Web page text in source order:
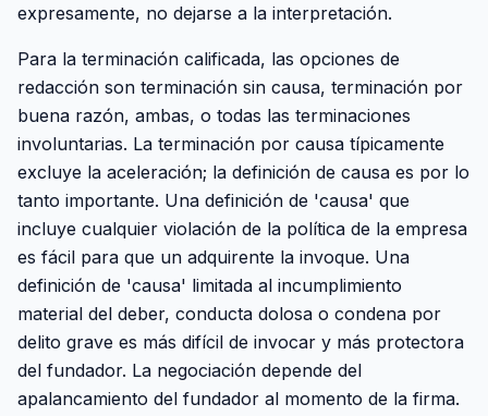
expresamente, no dejarse a la interpretación.
Para la terminación calificada, las opciones de
redacción son terminación sin causa, terminación por
buena razón, ambas, o todas las terminaciones
involuntarias. La terminación por causa típicamente
excluye la aceleración; la definición de causa es por lo
tanto importante. Una definición de 'causa' que
incluye cualquier violación de la política de la empresa
es fácil para que un adquirente la invoque. Una
definición de 'causa' limitada al incumplimiento
material del deber, conducta dolosa o condena por
delito grave es más difícil de invocar y más protectora
del fundador. La negociación depende del
apalancamiento del fundador al momento de la firma.